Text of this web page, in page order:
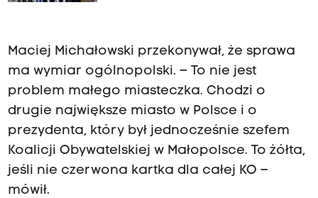
Maciej Michałowski przekonywał, że sprawa
ma wymiar ogólnopolski. – To nie jest
problem małego miasteczka. Chodzi o
drugie największe miasto w Polsce i o
prezydenta, który był jednocześnie szefem
Koalicji Obywatelskiej w Małopolsce. To żółta,
jeśli nie czerwona kartka dla całej KO –
mówił.